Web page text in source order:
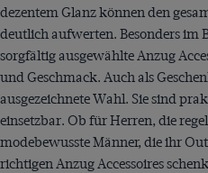
dezentem Glanz können den
deutlich aufwerten. Besonders im
sorgfältig ausgewählte Anzug
und Geschmack. Auch als
ausgezeichnete Wahl. Sie sind
einsetzbar. Ob für Herren, die
modebewusste Männer, die ihr
richtigen Anzug Accessoires